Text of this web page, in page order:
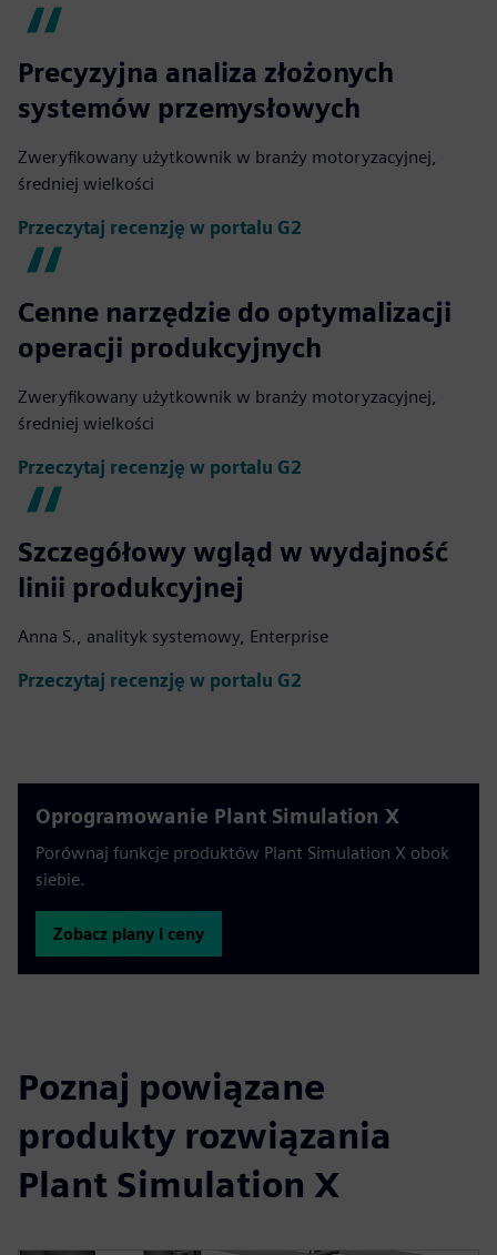
Precyzyjna analiza złożonych
systemów przemysłowych
Zweryfikowany użytkownik w branży motoryzacyjnej,
średniej wielkości
Przeczytaj recenzję w portalu G2
Cenne narzędzie do optymalizacji
operacji produkcyjnych
Zweryfikowany użytkownik w branży motoryzacyjnej,
średniej wielkości
Przeczytaj recenzję w portalu G2
Szczegółowy wgląd w wydajność
linii produkcyjnej
Anna S., analityk systemowy, Enterprise
Przeczytaj recenzję w portalu G2
Oprogramowanie Plant Simulation X
Porównaj funkcje produktów Plant Simulation X obok
siebie.
Zobacz plany i ceny
Poznaj powiązane
produkty rozwiązania
Plant Simulation X